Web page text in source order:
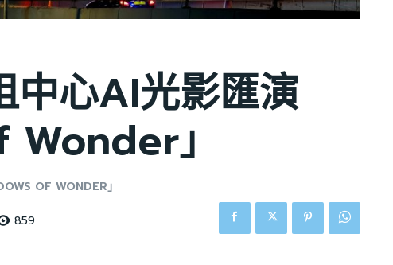
中心AI光影匯演
Wonder」
OF WONDER」
859